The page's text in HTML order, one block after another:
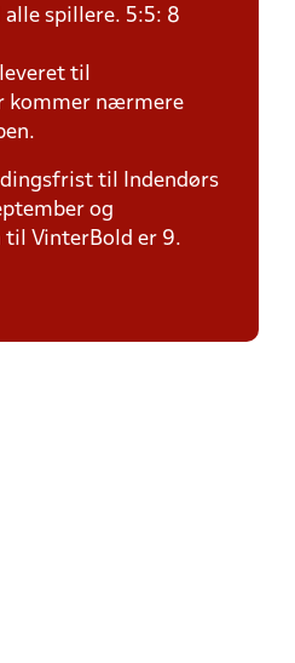
spillere. 5:5: 8
til
kommer nærmere
til Indendørs
og
VinterBold er 9.